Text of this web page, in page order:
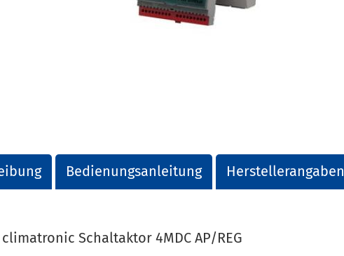
Bedienungsanleitung Herstellerangaben
climatronic Schaltaktor 4MDC AP/REG